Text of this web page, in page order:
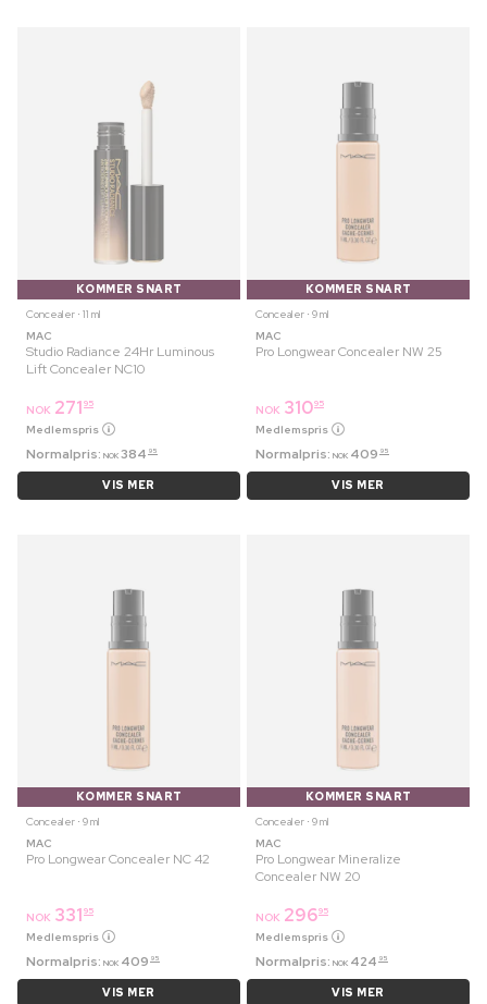
KOMMER SNART
Concealer ⋅ 11 ml
MAC
Studio Radiance 24Hr Luminous
Lift Concealer NC10
NOK 271 95
Medlemspris
Normalpris: NOK 384 95
VIS MER
KOMMER SNART
Concealer ⋅ 9 ml
MAC
Pro Longwear Concealer NW 25
NOK 31095
Medlemspris
Normalpris: NOK 409 95
VIS MER
KOMMER SNART
Concealer ⋅ 9 ml
MAC
Pro Longwear Concealer NC 42
NOK 331 95
Medlemspris
Normalpris: NOK 409 95
VIS MER
KOMMER SNART
Concealer ⋅ 9 ml
MAC
Pro Longwear Mineralize
Concealer NW 20
NOK 29695
Medlemspris
Normalpris: NOK 424 95
VIS MER